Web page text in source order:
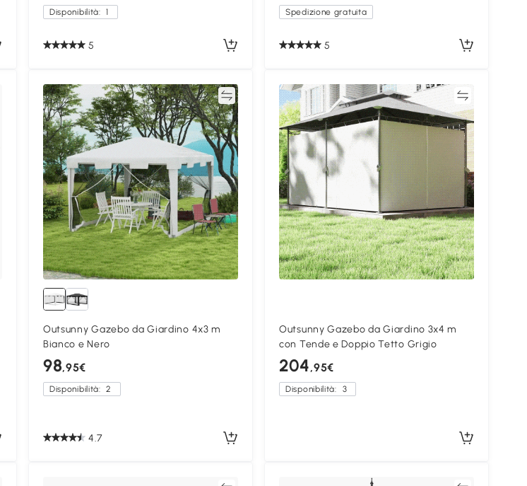
Disponibilità: 1
5
Spedizione gratuita
5
Confronta
Outsunny Gazebo da Giardino 4x3 m
Bianco e Nero
98,95€
Disponibilità: 2
4.7
Confronta
Outsunny Gazebo da Giardino 3x4 m
con Tende e Doppio Tetto Grigio
204,95€
Disponibilità: 3